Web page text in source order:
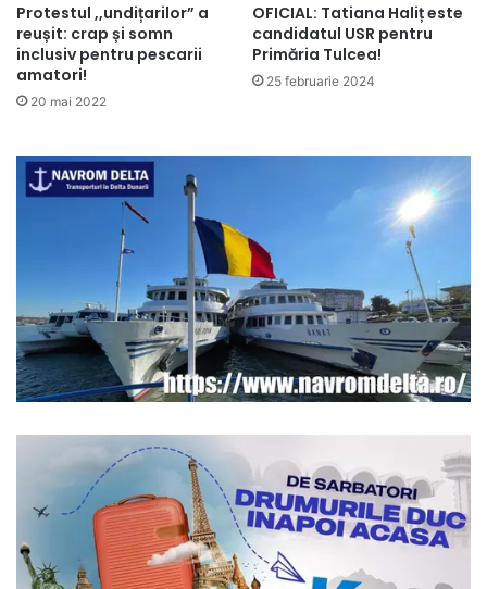
Protestul ,,undițarilor” a
reușit: crap și somn
inclusiv pentru pescarii
amatori!
20 mai 2022
OFICIAL: Tatiana Haliț este
candidatul USR pentru
Primăria Tulcea!
25 februarie 2024